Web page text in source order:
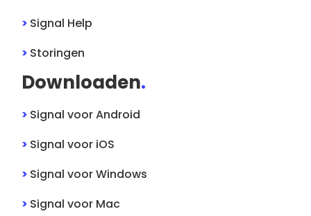
> Signal Help
> Storingen
Downloaden.
> SignalvoorAndroid
> Signalvoor iOS
> SignalvoorWindows
> Signalvoor Mac